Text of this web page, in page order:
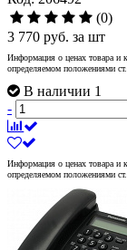
(0)
3 770 руб. за шт
Информация о ценах товара и
определяемом положениями
В наличии 1
-
Информация о ценах товара и
определяемом положениями